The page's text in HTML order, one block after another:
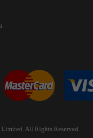
All Rights Reserved.